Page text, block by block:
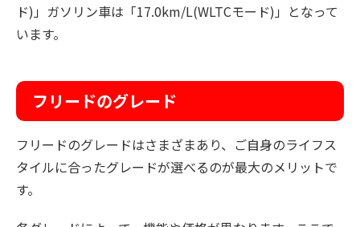
ド)」ガソリン車は「17.0km/L(WLTCモード)」となって
います。
フリードのグレード
フリードのグレードはさまざまあり、ご自身のライフス
タイルに合ったグレードが選べるのが最大のメリットで
す。